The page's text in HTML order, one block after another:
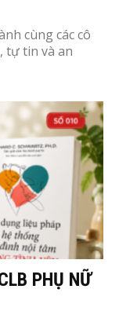
cùng các cô
tự tin và an
PHỤ NỮ